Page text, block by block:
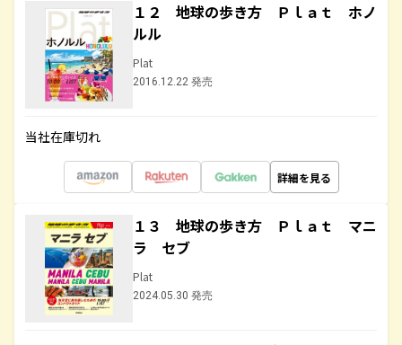
１２ 地球の歩き方 Ｐｌａｔ ホノ
ルル
Plat
2016.12.22 発売
当社在庫切れ
詳細を見る
１３ 地球の歩き方 Ｐｌａｔ マニ
ラ セブ
Plat
2024.05.30 発売